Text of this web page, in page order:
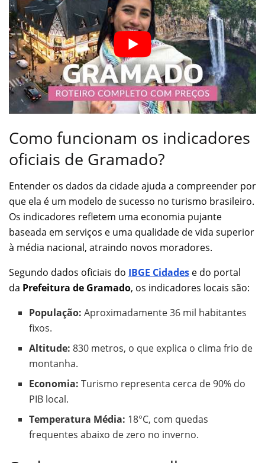
Como funcionam os indicadores
oficiais de Gramado?
Entender os dados da cidade ajuda a compreender por
que ela é um modelo de sucesso no turismo brasileiro.
Os indicadores refletem uma economia pujante
baseada em serviços e uma qualidade de vida superior
à média nacional, atraindo novos moradores.
Segundo dados oficiais do IBGE Cidades e do portal
da Prefeitura de Gramado, os indicadores locais são:
População: Aproximadamente 36 mil habitantes
fixos.
Altitude: 830 metros, o que explica o clima frio de
montanha.
Economia: Turismo representa cerca de 90% do
PIB local.
Temperatura Média: 18°C, com quedas
frequentes abaixo de zero no inverno.